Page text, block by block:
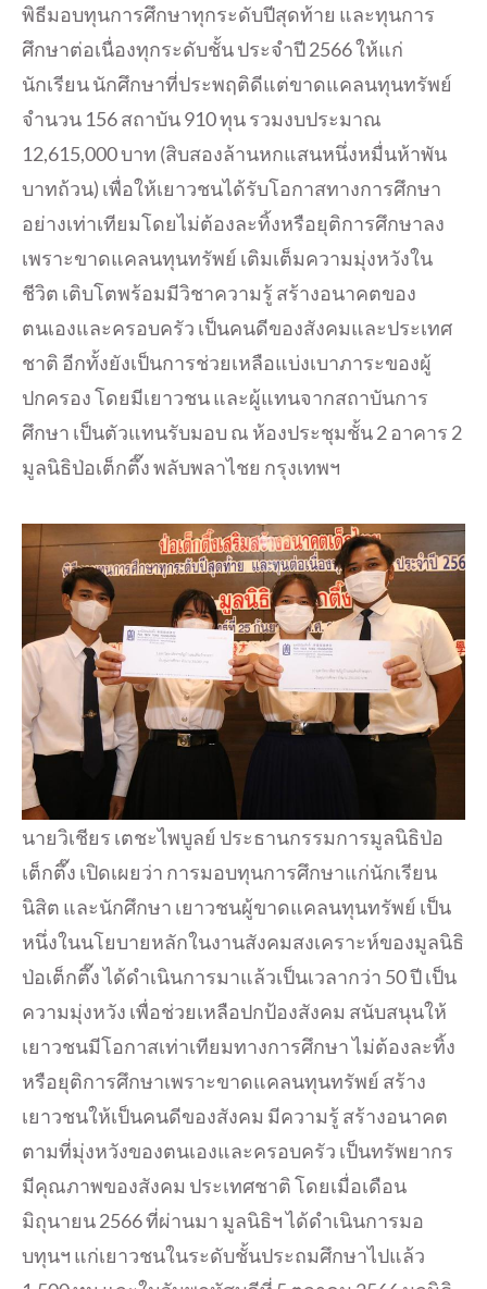
พิธีมอบทุนการศึกษาทุกระดับปีสุดท้าย และทุนการ
ศึกษาต่อเนื่องทุกระดับชั้น ประจำปี 2566 ให้แก่
นักเรียน นักศึกษาที่ประพฤติดีแต่ขาดแคลนทุนทรัพย์
จำนวน 156 สถาบัน 910 ทุน รวมงบประมาณ
12,615,000 บาท (สิบสองล้านหกแสนหนึ่งหมื่นห้าพัน
บาทถ้วน) เพื่อให้เยาวชนได้รับโอกาสทางการศึกษา
อย่างเท่าเทียมโดยไม่ต้องละทิ้งหรือยุติการศึกษาลง
เพราะขาดแคลนทุนทรัพย์ เติมเต็มความมุ่งหวังใน
ชีวิต เติบโตพร้อมมีวิชาความรู้ สร้างอนาคตของ
ตนเองและครอบครัว เป็นคนดีของสังคมและประเทศ
ชาติ อีกทั้งยังเป็นการช่วยเหลือแบ่งเบาภาระของผู้
ปกครอง โดยมีเยาวชน และผู้แทนจากสถาบันการ
ศึกษา เป็นตัวแทนรับมอบ ณ ห้องประชุมชั้น 2 อาคาร 2
มูลนิธิป่อเต็กตึ๊ง พลับพลาไชย กรุงเทพฯ
นายวิเชียร เตชะไพบูลย์ ประธานกรรมการมูลนิธิป่อ
เต็กตึ๊ง เปิดเผยว่า การมอบทุนการศึกษาแก่นักเรียน
นิสิต และนักศึกษา เยาวชนผู้ขาดแคลนทุนทรัพย์ เป็น
หนึ่งในนโยบายหลักในงานสังคมสงเคราะห์ของมูลนิธิ
ป่อเต็กตึ๊ง ได้ดำเนินการมาแล้วเป็นเวลากว่า 50 ปี เป็น
ความมุ่งหวัง เพื่อช่วยเหลือปกป้องสังคม สนับสนุนให้
เยาวชนมีโอกาสเท่าเทียมทางการศึกษา ไม่ต้องละทิ้ง
หรือยุติการศึกษาเพราะขาดแคลนทุนทรัพย์ สร้าง
เยาวชนให้เป็นคนดีของสังคม มีความรู้ สร้างอนาคต
ตามที่มุ่งหวังของตนเองและครอบครัว เป็นทรัพยากร
มีคุณภาพของสังคม ประเทศชาติ โดยเมื่อเดือน
มิถุนายน 2566 ที่ผ่านมา มูลนิธิฯ ได้ดำเนินการมอ
บทุนฯ แก่เยาวชนในระดับชั้นประถมศึกษาไปแล้ว